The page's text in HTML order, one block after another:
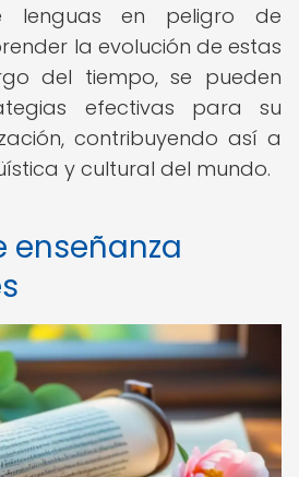
lenguas en peligro de
la evolución de estas
del tiempo, se pueden
efectivas para su
contribuyendo así a
y cultural del mundo.
enseñanza